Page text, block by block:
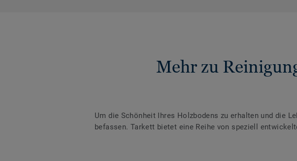
Mehr zu
Um die Schönheit Ihres Holzbodens zu erhalten und die
befassen. Tarkett bietet eine Reihe von speziell